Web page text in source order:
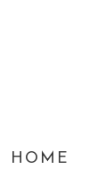
HOME